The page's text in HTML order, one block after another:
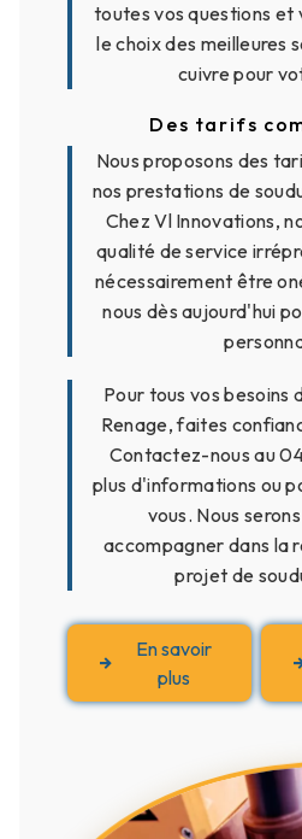
toutes vos questions et
le choix des meilleures
cuivre pour
Des tarifs
Nous proposons des
nos prestations de
Chez Vl Innovations,
qualité de service
nécessairement être
nous dès aujourd'hui
Pour tous vos besoins
Renage, faites
Contactez-nous au
plus d'informations ou
vous. Nous
accompagner dans la
projet de
En savoir
plus